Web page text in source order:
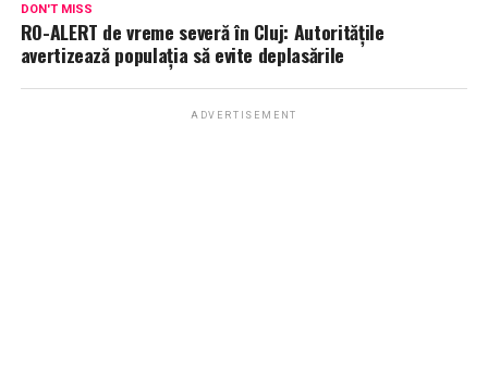
DON'T MISS
RO-ALERT de vreme severă în Cluj: Autoritățile
avertizează populația să evite deplasările
ADVERTISEMENT